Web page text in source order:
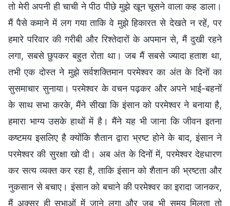
तो मेरी अपनी ही चाची ने पीठ पीछे मुझे खून चूसने वाला कह डाला।
मैं पैसे कमाने में लग गया ताकि वे मुझे हिकारत से देखते न रहें, पर
हमारे परिवार की गरीबी और रिश्तेदारों के अपमान से, मैं दुखी रहने
लगा, सबसे छुपकर बहुत रोता था। जब मैं सबसे ज्यादा हताश था,
तभी एक दोस्त ने मुझे सर्वशक्तिमान परमेश्वर का अंत के दिनों का
सुसमाचार सुनाया। परमेश्वर के वचन पढ़कर और अपने भाई-बहनों
के साथ सभा करके, मैंने सीखा कि इंसान को परमेश्वर ने बनाया है,
हमारा भाग्य उसके हाथों में है। मैंने यह भी जाना कि जीवन इतना
कष्टमय इसलिए है क्योंकि शैतान द्वारा भ्रष्ट होने के बाद, इंसान ने
परमेश्वर की सुरक्षा खो दी। अब अंत के दिनों में, परमेश्वर देहधारण
कर सत्य व्यक्त कर रहा है, ताकि इंसान को शैतान की भ्रष्टता और
नुकसान से बचाए। इंसान को बचाने की परमेश्वर का इरादा जानकर,
मैं अक्सर ही सभाओं में जाने लगा और जब भी समय मिलता तो